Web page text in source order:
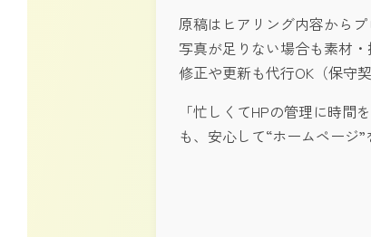
原稿はヒアリング内容から
写真が足りない場合も素材
修正や更新も代行OK（保守
「忙しくてHPの管理に時間
も、安心して“ホームページ”